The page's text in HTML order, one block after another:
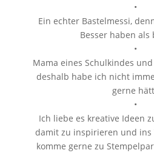
•
Ein echter Bastelmessi,
Besser haben als
•
Mama eines Schulkindes
deshalb habe ich nicht
gerne
•
Ich liebe es kreative Ideen
damit zu inspirieren und ins
komme gerne zu